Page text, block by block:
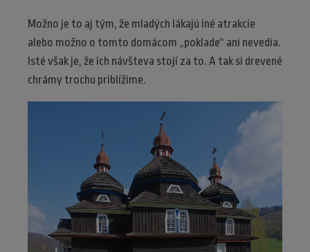
Možno je to aj tým, že mladých lákajú iné atrakcie
alebo možno o tomto domácom „poklade“ ani nevedia.
Isté však je, že ich návšteva stojí za to. A tak si drevené
chrámy trochu priblížime.